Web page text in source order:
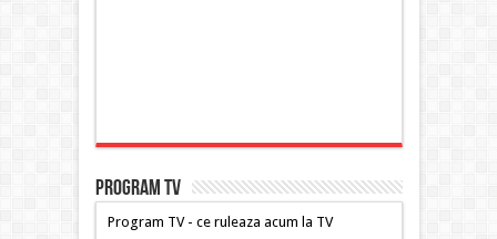
PROGRAM TV
Program TV - ce ruleaza acum la TV